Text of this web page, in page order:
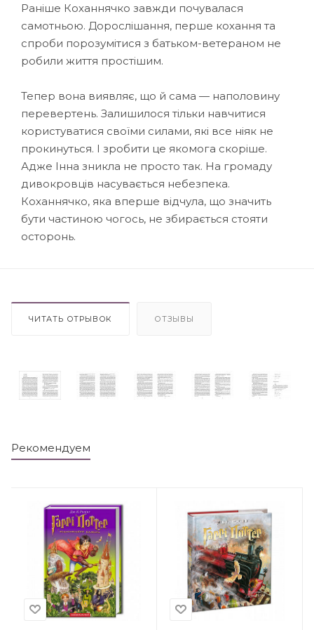
Раніше Коханнячко завжди почувалася
самотньою. Дорослішання, перше кохання та
спроби порозумітися з батьком-ветераном не
робили життя простішим.
Тепер вона виявляє, що й сама — наполовину
перевертень. Залишилося тільки навчитися
користуватися своїми силами, які все ніяк не
прокинуться. І зробити це якомога скоріше.
Адже Інна зникла не просто так. На громаду
дивокровців насувається небезпека.
Коханнячко, яка вперше відчула, що значить
бути частиною чогось, не збирається стояти
осторонь.
ЧИТАТЬ ОТРЫВОК ОТЗЫВЫ
Рекомендуем